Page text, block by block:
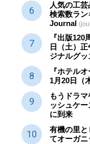
人気の工
検索数ラ
Journal
『出版
日（土）
ジナルグ
『ホテル
1月20日（
もうドラ
ッシュケ
に到来
有機の里
てオーガニ